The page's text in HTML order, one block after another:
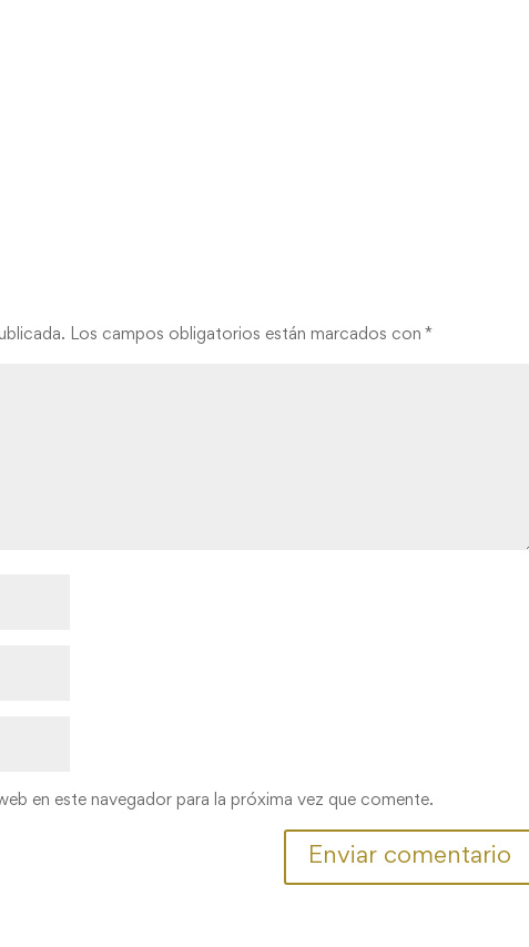
Los campos obligatorios están marcados con *
en este navegador para la próxima vez que comente.